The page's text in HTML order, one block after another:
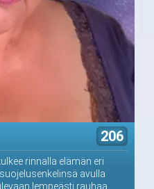
206
rinnalla elämän eri
avulla
lempeästi rauhaa